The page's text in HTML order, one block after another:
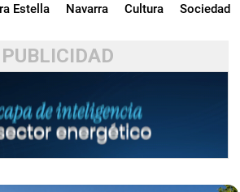
Estella Navarra Cultura Sociedad
PUBLICIDAD